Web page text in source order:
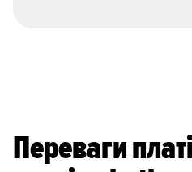
Переваги